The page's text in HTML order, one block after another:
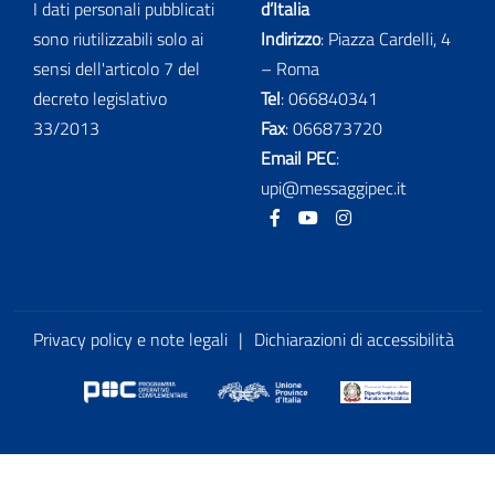
I dati personali pubblicati
sono riutilizzabili solo ai
sensi dell'articolo 7 del
decreto legislativo
33/2013
d’Italia
Indirizzo: Piazza Cardelli, 4
– Roma
Tel:066840341
Fax:066873720
Email PEC:
upi@messaggipec.it
FacebookYoutube
Privacy policy e note legali | Dichiarazioni di accessibilità